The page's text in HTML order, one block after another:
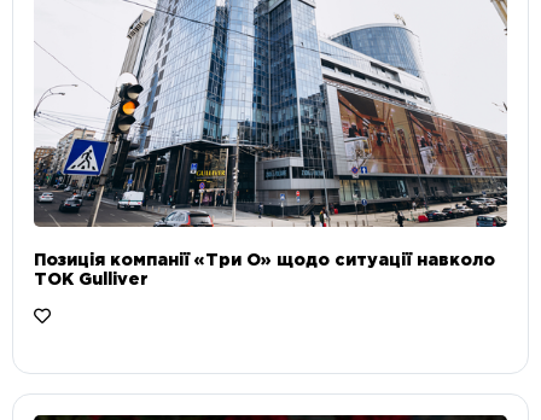
Позиція компанії «Три О» щодо ситуації навколо
ТОК Gulliver